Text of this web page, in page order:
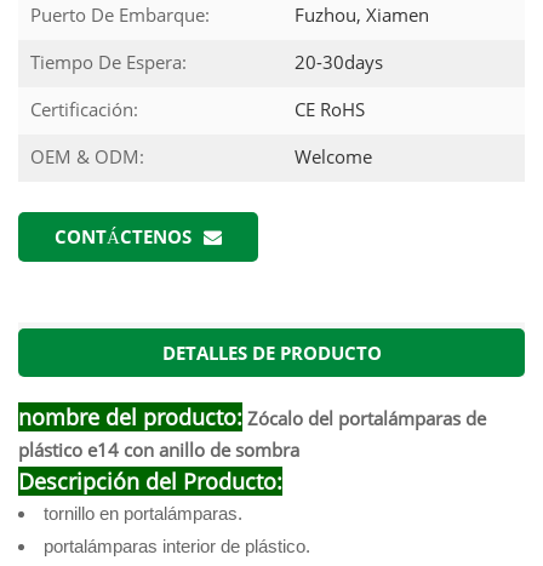
Puerto De Embarque:
Fuzhou, Xiamen
Tiempo De Espera:
20-30days
Certificación:
CE RoHS
OEM & ODM:
Welcome
CONTÁCTENOS
DETALLES DE PRODUCTO
nombre del producto: Zócalo del portalámparas de
plástico e14 con anillo de sombra
Descripción del Producto:
tornillo en portalámparas.
portalámparas interior de plástico.